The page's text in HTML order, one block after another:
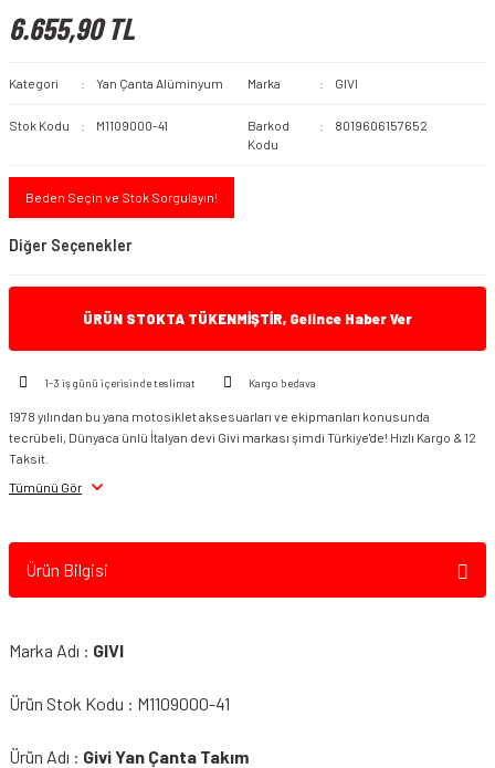
6.655,90 TL
Kategori Yan Çanta Alüminyum Marka GIVI
Stok Kodu M1109000-41
Barkod
Kodu
8019606157652
Beden Seçin ve Stok Sorgulayın!
Diğer Seçenekler
Givi V35NT Yan Çanta Takım
ÜRÜN STOKTA TÜKENMİŞTİR, Gelince Haber Ver
1-3 iş günü içerisinde teslimat Kargo bedava
1978 yılından bu yana motosiklet aksesuarları ve ekipmanları konusunda
tecrübeli, Dünyaca ünlü İtalyan devi Givi markası şimdi Türkiye'de! Hızlı Kargo & 12
Taksit.
Tümünü Gör
Ürün Bilgisi
Marka Adı : GIVI
Ürün Stok Kodu : M1109000-41
Ürün Adı : Givi Yan Çanta Takım